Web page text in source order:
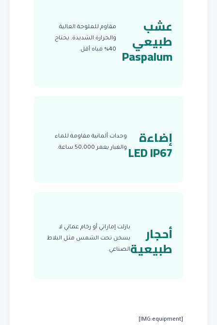
عشب
طبيعي
Paspalum
مقاوم للملوحة العالية
والحرارة الشديدة. يحتاج
40% مياه أقل.
إضاءة
LED IP67
وحدات ألمانية مقاومة للماء
والغبار بعمر 50,000 ساعة.
أحجار
طبيعية
بازلت إماراتي أو رخام عماني لا
يسخن تحت الشمس مثل البلاط
الصناعي.